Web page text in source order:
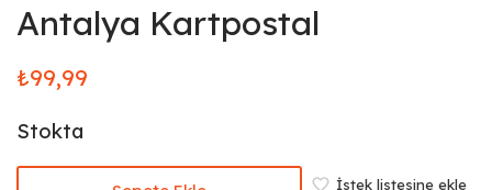
Antalya Kartpostal
₺99,99
Stokta
İstek listesine ekle